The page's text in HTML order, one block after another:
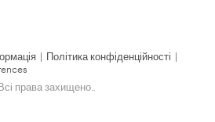
Політика конфіденційності
права захищено..